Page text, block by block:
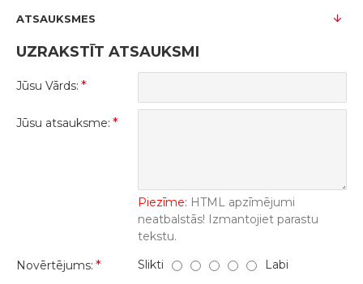
ATSAUKSMES
UZRAKSTĪT ATSAUKSMI
Jūsu Vārds:
Jūsu atsauksme:
Piezīme: HTML apzīmējumi
neatbalstās! Izmantojiet parastu
tekstu.
Novērtējums:
Slikti Labi